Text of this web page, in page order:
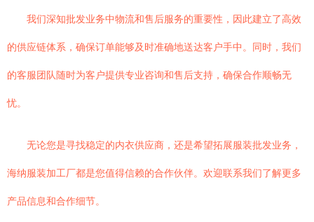
我们深知批发业务中物流和售后服务的重要性，因此建立了高效
的供应链体系，确保订单能够及时准确地送达客户手中。同时，我们
的客服团队随时为客户提供专业咨询和售后支持，确保合作顺畅无
忧。
无论您是寻找稳定的内衣供应商，还是希望拓展服装批发业务，
海纳服装加工厂都是您值得信赖的合作伙伴。欢迎联系我们了解更多
产品信息和合作细节。